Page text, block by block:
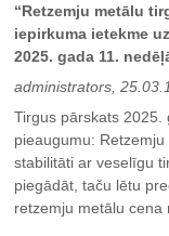
“Retzemju metālu
iepirkuma ietekme
2025. gada 11.
administrators,
Tirgus pārskats 2025.
pieaugumu:
stabilitāti ar veselīgu
piegādāt, taču lētu
retzemju metālu cena